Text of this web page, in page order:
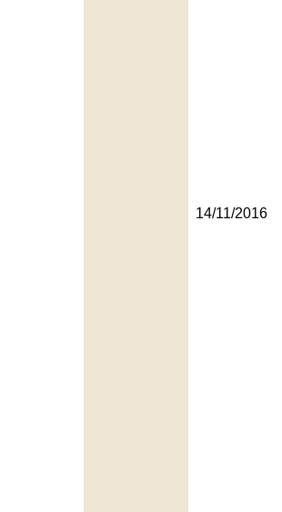
14/11/2016